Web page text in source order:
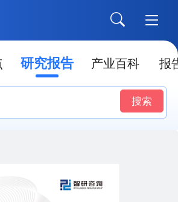
研究报告 产业百科 报
搜索